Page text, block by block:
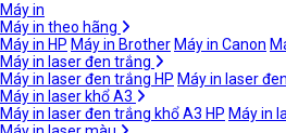
Máy in
Máy in theo hãng
Máy in HP Máy in Brother Máy in Canon
Máy in laser đen trắng
Máy in laser đen trắng HP Máy in laser
Máy in laser khổ A3
Máy in laser đen trắng khổ A3 HP Máy in